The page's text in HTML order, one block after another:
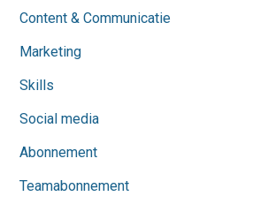
Content & Communicatie
Marketing
Skills
Social media
Abonnement
Teamabonnement